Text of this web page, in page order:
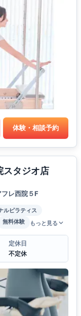
体験・相談予約
スタジオ店
レ西院５F
ルピラティス
無料体験 もっと見る
定休日
不定休